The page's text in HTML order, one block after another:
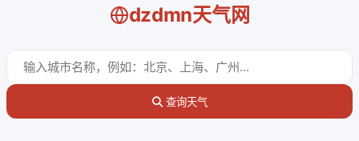
dzdmn天气网
查询天气